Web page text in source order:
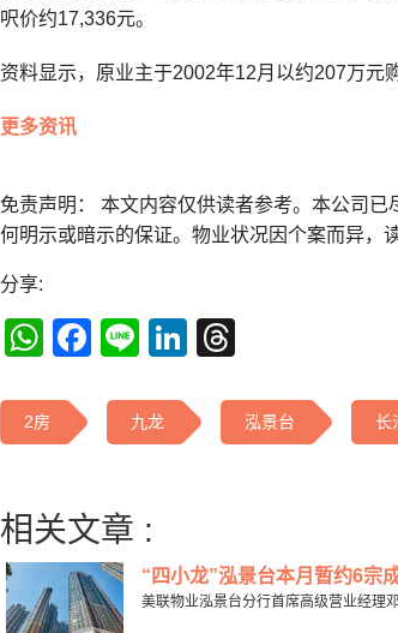
呎价约17,336元。
资料显示，原业主于2002年12月以约207万元
更多资讯
免责声明： 本文内容仅供读者参考。本公司
何明示或暗示的保证。物业状况因个案而异，
分享:
WhatsApp
Facebook
LineLinkedIn
2房 九龙 泓景台 长
相关文章 :
“四小龙”泓景台本月暂约6宗
美联物业泓景台分行首席高级营业经理